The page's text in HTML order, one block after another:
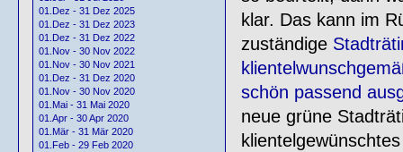
01.Dez - 31 Dez 2025
01.Dez - 31 Dez 2023
01.Dez - 31 Dez 2022
01.Nov - 30 Nov 2022
01.Nov - 30 Nov 2021
01.Dez - 31 Dez 2020
01.Nov - 30 Nov 2020
01.Mai - 31 Mai 2020
01.Apr - 30 Apr 2020
01.Mär - 31 Mär 2020
01.Feb - 29 Feb 2020
klar. Das kann im
zuständige
schön passend
neue grüne